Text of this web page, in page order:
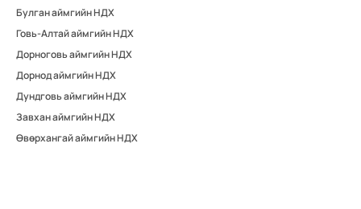
Булган аймгийн НДХ
Говь-Алтай аймгийн НДХ
Дорноговь аймгийн НДХ
Дорнод аймгийн НДХ
Дундговь аймгийн НДХ
Завхан аймгийн НДХ
Өвөрхангай аймгийн НДХ